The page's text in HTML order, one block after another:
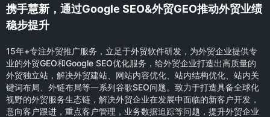
携手慧新，通过Google SEO&外贸GEO推动外贸业绩
稳步提升
15年+专注外贸推广服务，立足于外贸软件研发，为外贸企业提供专
业的外贸GEO和Google SEO优化服务，给外贸企业打造出高质量的
外贸独立站，解决外贸建站、网站内容优化、站内结构优化、站内关
键词布局、外链布局等一系列谷歌SEO问题。致力于打造具备全球化
视野的外贸服务生态链，解决外贸企业在发展中面临的新客户开发，
意向客户跟进，重点客户管理，业务数据追踪等问题，提升外贸企业